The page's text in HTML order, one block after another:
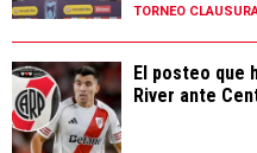
TORNEO
El posteo que
River ante